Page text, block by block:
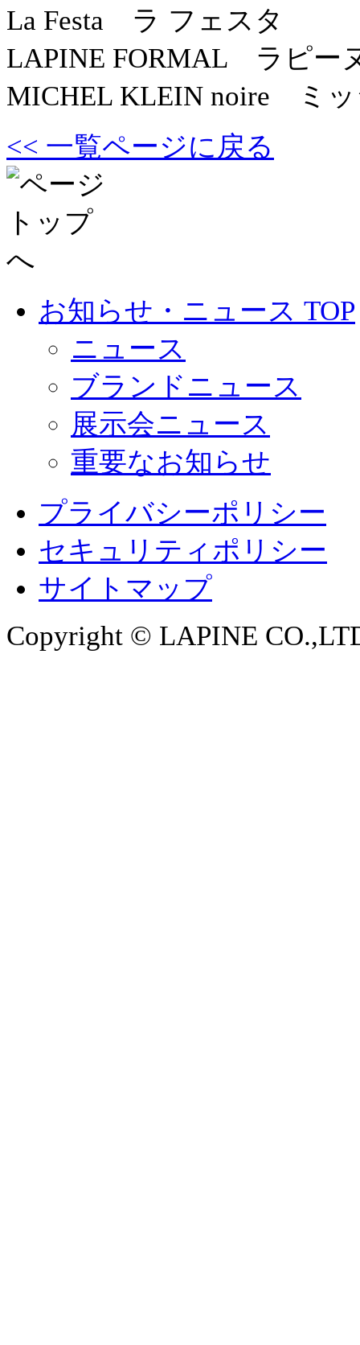
La Festa ラ フェスタ
LAPINE FORMAL ラピー
MICHEL KLEIN noire ミ
<< 一覧ページに戻る
お知らせ・ニュース TOP
ニュース
ブランドニュース
展示会ニュース
重要なお知らせ
プライバシーポリシー
セキュリティポリシー
サイトマップ
Copyright © LAPINE